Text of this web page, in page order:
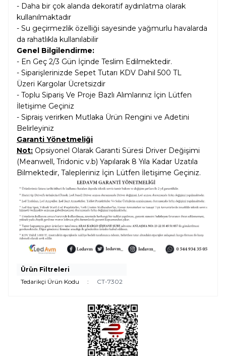
- Daha bir çok alanda dekoratif aydınlatma olarak
kullanılmaktadır
- Su geçirmezlik özelliği sayesinde yağmurlu havalarda
da rahatlıkla kullanılabilir
Genel Bilgilendirme:
- En Geç 2/3 Gün İçinde Teslim Edilmektedir.
- Siparişlerinizde Sepet Tutarı KDV Dahil 500 TL
Üzeri Kargolar Ücretsizdir
- Toplu Sipariş Ve Proje Bazlı Alımlarınız İçin Lütfen
İletişime Geçiniz
- Sipraiş verirken Mutlaka Ürün Rengini ve Adetini
Belirleyiniz
Garanti Yönetmeliği
Not: Opsiyonel Olarak Garanti Süresi Driver Değişimi
(Meanwell, Tridonic v.b) Yapılarak 8 Yıla Kadar Uzatıla
Bilmektedir, Talepleriniz İçin Lütfen İletişime Geçiniz.
Ürün Filtreleri
Tedarikçi Ürün Kodu
: CT-7302